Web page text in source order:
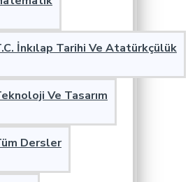
İnkılap Tarihi Ve Atatürkçülük
Ve Tasarım
Dersler